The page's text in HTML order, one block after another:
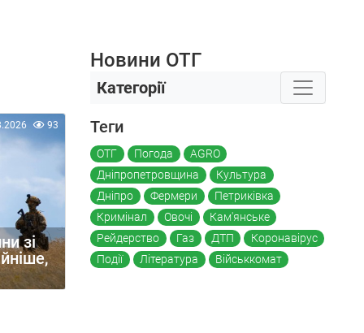
зі
93
Новини ОТГ
Категорії
Теги
ОТГ Погода
AGRO
Дніпропетровщина
Культура
Дніпро
Фермери
Петриківка
Кримінал
Овочі
Кам'янське
Рейдерство
Газ ДТП
Коронавірус
Події
Література Військкомат